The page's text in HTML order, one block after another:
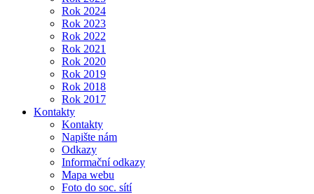
Rok 2024
Rok 2023
Rok 2022
Rok 2021
Rok 2020
Rok 2019
Rok 2018
Rok 2017
Kontakty
Kontakty
Napište nám
Odkazy
Informační odkazy
Mapa webu
Foto do soc. sítí